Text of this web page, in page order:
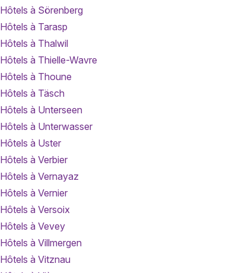
Hôtels à Sörenberg
Hôtels à Tarasp
Hôtels à Thalwil
Hôtels à Thielle-Wavre
Hôtels à Thoune
Hôtels à Täsch
Hôtels à Unterseen
Hôtels à Unterwasser
Hôtels à Uster
Hôtels à Verbier
Hôtels à Vernayaz
Hôtels à Vernier
Hôtels à Versoix
Hôtels à Vevey
Hôtels à Villmergen
Hôtels à Vitznau